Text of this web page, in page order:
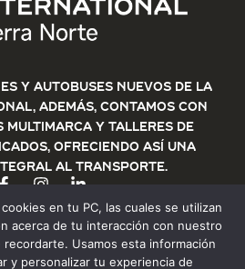
y Autobuses nuevos de la
además, contamos con
multimarca y talleres de
ofreciendo así una
al transporte.
en tu PC, las cuales se utilizan
acerca de tu interacción con nuestro
Usamos esta información
y personalizar tu experiencia de